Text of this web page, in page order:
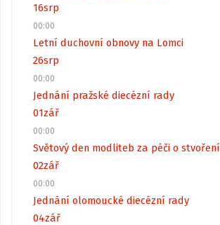
16srp
00:00
Letní duchovní obnovy na Lomci
26srp
00:00
Jednání pražské diecézní rady
01zář
00:00
Světový den modliteb za péči o stvoření
02zář
00:00
Jednání olomoucké diecézní rady
04zář